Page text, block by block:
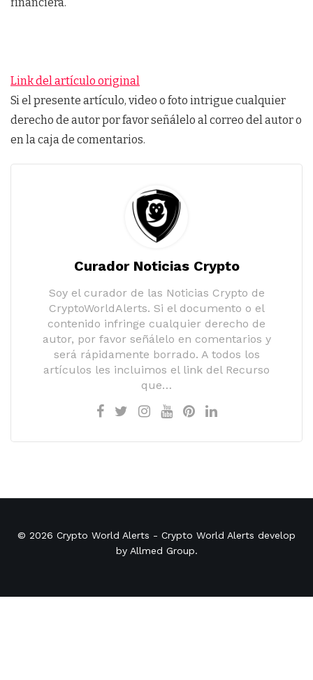
Link del artículo original
Si el presente artículo, video o foto intrigue cualquier
derecho de autor por favor señálelo al correo del autor o
en la caja de comentarios.
Curador Noticias Crypto
Soy el curador de las Noticias Crypto de
CryptoWorldAlerts. Si el documento o el
contenido infringe cualquier derecho de
autor, por favor señálelo en comentarios y
será rápidamente borrado. A todos los
artículos les incluimos el link del Recurso
que…
© 2026 Crypto World Alerts - Crypto World Alerts develop
by Allmed Group.